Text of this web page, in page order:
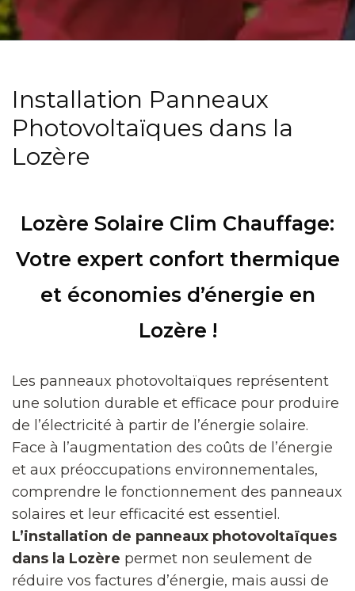
Installation Panneaux
Photovoltaïques dans la
Lozère
Lozère Solaire Clim Chauffage:
Votre expert confort thermique
et économies d’énergie en
Lozère !
Les panneaux photovoltaïques représentent
une solution durable et efficace pour produire
de l’électricité à partir de l’énergie solaire.
Face à l’augmentation des coûts de l’énergie
et aux préoccupations environnementales,
comprendre le fonctionnement des panneaux
solaires et leur efficacité est essentiel.
L’installation de panneaux photovoltaïques
dans la Lozère permet non seulement de
réduire vos factures d’énergie, mais aussi de